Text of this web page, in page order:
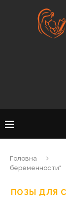
Головна
беременности"
ПОЗЫ ДЛЯ